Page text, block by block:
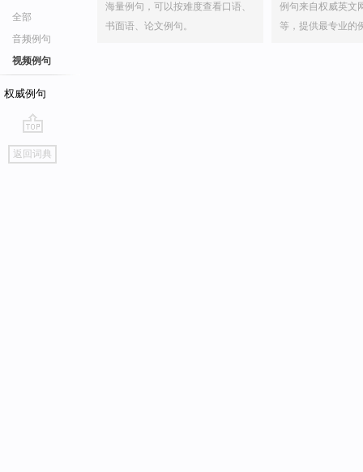
全部
音频例句
视频例句
权威例句
go
top
返回词典
海量例句，可以按难度查看口语、
书面语、论文例句。
例句来自权威英文
等，提供最专业的